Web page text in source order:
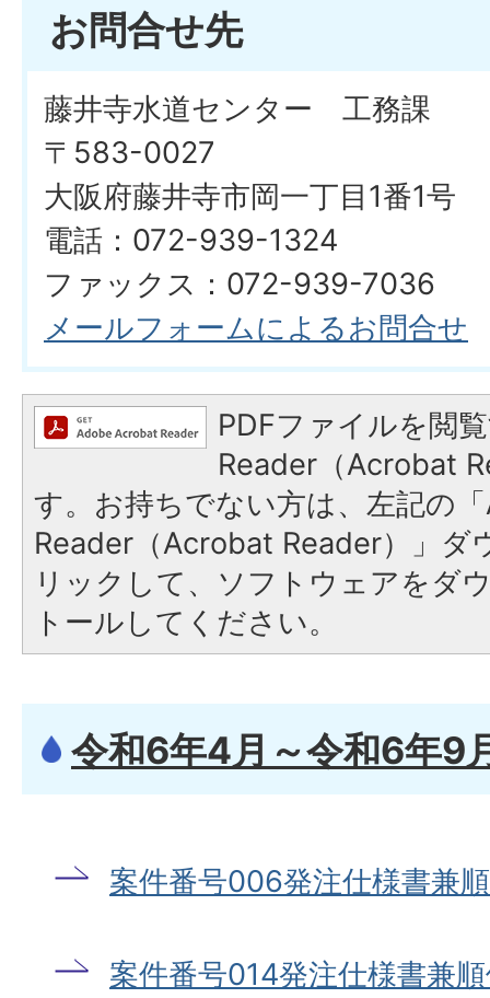
お問合せ先
藤井寺水道センター 工務課
〒583-0027
大阪府藤井寺市岡一丁目1番1号
電話：072-939-1324
ファックス：072-939-7036
メールフォームによるお問合せ
PDFファイルを閲
Reader（Acrobat
す。お持ちでない方は、左記の
Reader（Acrobat Reader）」ダ
リックして、ソフトウェアをダ
トールしてください。
令和6年4月～令和6年9
案件番号006発注仕様書兼
案件番号014発注仕様書兼